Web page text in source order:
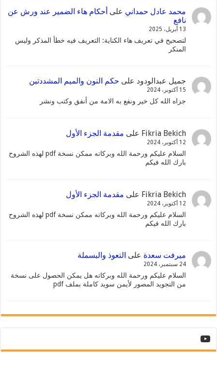
محمد عادل حمدانيعلى أحكام هاء الضمير عند ورش عن
نافع
13 أبريل، 2025
لتصحيح في تعريف هاء الكناية: التعريف فيه خطأ المذكر وليس
المنكر
جميل عبدالودودعلى حكم النون والميم المشددتين
15 أكتوبر، 2024
جزاه الله كل خير ونفع به الامة من أنفق وكتب ونشر
Fikria Bekichعلى مقدمة الجزء الأول
12 أكتوبر، 2024
السلام عليكم ورحمة الله وبركاته ممكن نسخة pdf لهذه الشروح
بارك الله فيكم
Fikria Bekichعلى مقدمة الجزء الأول
12 أكتوبر، 2024
السلام عليكم ورحمة الله وبركاته ممكن نسخة pdf لهذه الشروح
بارك الله فيكم
ميرفت سعدةعلى التعوذ والبسملة
24 سبتمبر، 2024
السلام عليكم ورحمة الله وبركاته هل يمكن الحصول على نسخة
من التجويد المصور لأيمن سويد كاملة بملف pdf
YouTube